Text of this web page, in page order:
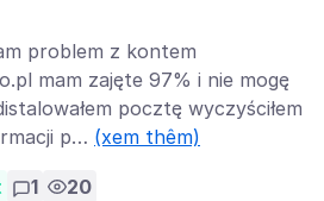
problem z kontem
mam zajęte 97% i nie mogę
pocztę wyczyściłem
p… (xem thêm)
1 20